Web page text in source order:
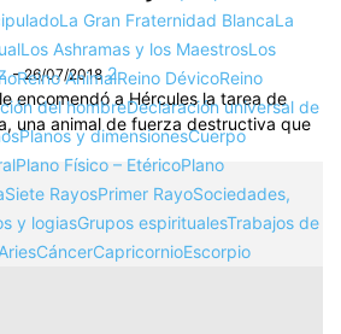
La Gran Fraternidad BlancaLa
Los Ashramas y los MaestrosLos
Reino AnimalReino DévicoReino
del hombreDeclaración universal de
Planos y dimensionesCuerpo
Plano Físico – EtéricoPlano
Siete RayosPrimer RayoSociedades,
y logiasGrupos espiritualesTrabajos de
AriesCáncerCapricornioEscorpio
- 26/07/2018 2
encomendó a Hércules la tarea de
una animal de fuerza destructiva que